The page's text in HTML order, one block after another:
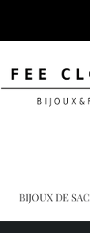
BIJOUX DE SAC